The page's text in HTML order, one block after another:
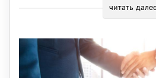
читать